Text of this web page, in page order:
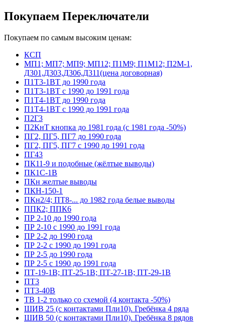
Покупаем Переключатели
Покупаем по самым высоким ценам:
КСП
МП1; МП7; МП9; МП12; П1М9; П1М12; П2М-1,
Д301,Д303,Д306,Д311(цена договорная)
П1Т3-1ВТ до 1990 года
П1Т3-1ВТ с 1990 до 1991 года
П1Т4-1ВТ до 1990 года
П1Т4-1ВТ с 1990 до 1991 года
П2Г3
П2КнТ кнопка до 1981 года (с 1981 года -50%)
ПГ2, ПГ5, ПГ7 до 1990 года
ПГ2, ПГ5, ПГ7 с 1990 до 1991 года
ПГ43
ПК11-9 и подобные (жёлтые выводы)
ПК1С-1В
ПКн желтые выводы
ПКН-150-1
ПКн2/4; ПТ8-... до 1982 года белые выводы
ППК2; ППК6
ПР 2-10 до 1990 года
ПР 2-10 с 1990 до 1991 года
ПР 2-2 до 1990 года
ПР 2-2 с 1990 до 1991 года
ПР 2-5 до 1990 года
ПР 2-5 с 1990 до 1991 года
ПТ-19-1В; ПТ-25-1В; ПТ-27-1В; ПТ-29-1В
ПТ3
ПТ3-40В
ТВ 1-2 только со схемой (4 контакта -50%)
ШИВ 25 (с контактами Пли10). Гребёнка 4 ряда
ШИВ 50 (с контактами Пли10). Гребёнка 8 рядов